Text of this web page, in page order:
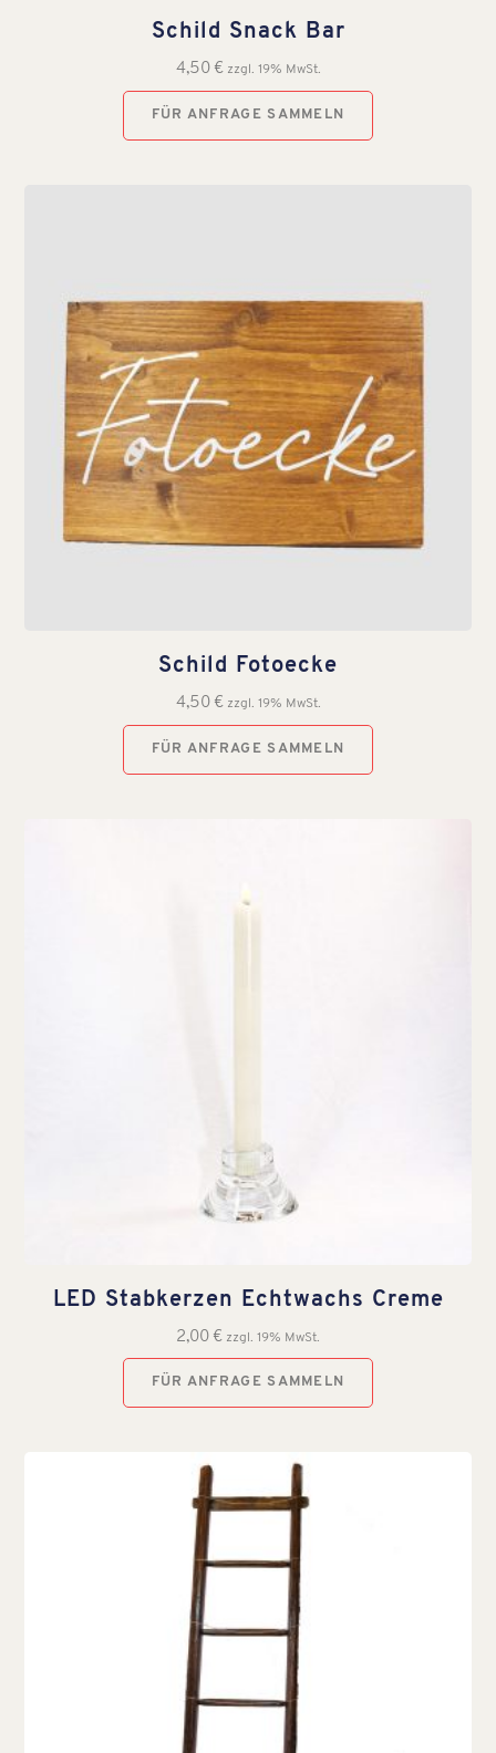
Schild Snack Bar
4,50 € zzgl. 19% MwSt.
FÜR ANFRAGE SAMMELN
Schild Fotoecke
4,50 € zzgl. 19% MwSt.
FÜR ANFRAGE SAMMELN
LED Stabkerzen Echtwachs Creme
2,00 € zzgl. 19% MwSt.
FÜR ANFRAGE SAMMELN